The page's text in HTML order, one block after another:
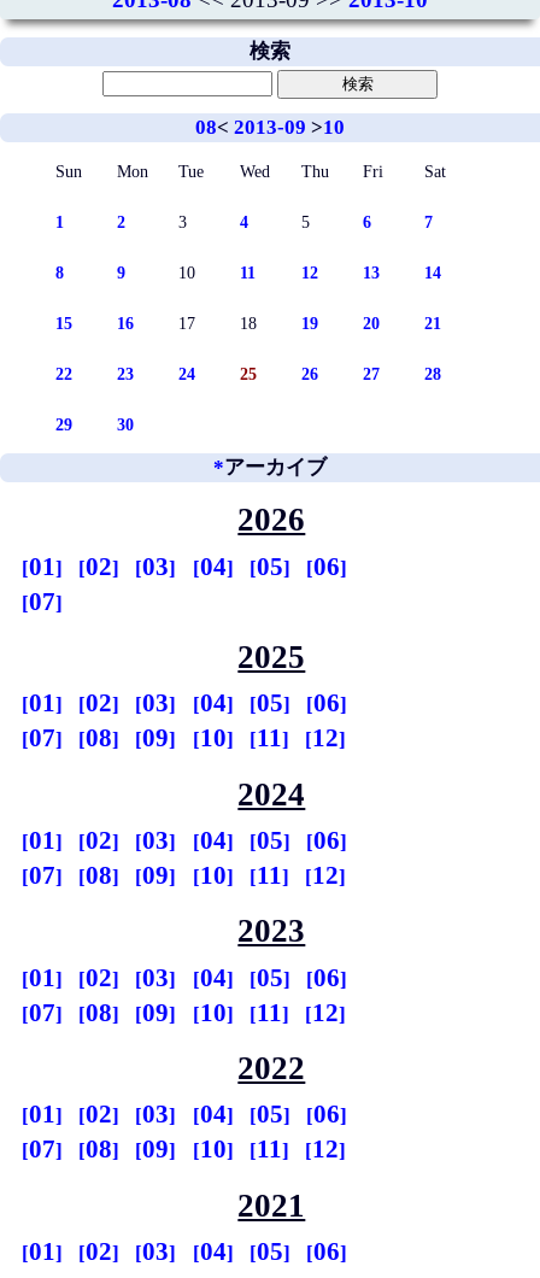
検索
08< 2013-09 >10
Sun Mon Tue Wed Thu Fri Sat
1 2 3 4 5 6 7
8 9 10 11 12 13 14
15 16 17 18 19 20 21
22 23 24 25 26 27 28
29 30
*アーカイブ
2026
01 02 03 04 05
06
07
2025
01 02 03 04 05
06
07
08 09 10 11 12
2024
01 02 03 04 05
06
07
08 09 10 11 12
2023
01 02 03 04 05
06
07
08 09 10 11 12
2022
01 02 03 04 05
06
07
08 09 10 11 12
2021
01 02 03 04 05
06